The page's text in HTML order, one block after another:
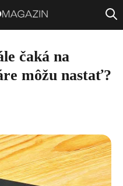
čaká na
môžu nastať?